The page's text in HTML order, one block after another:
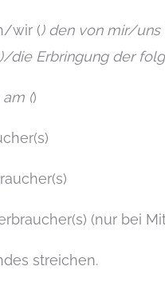
wir () den von mir/uns
)/die Erbringung der
()
(nur bei
streichen.